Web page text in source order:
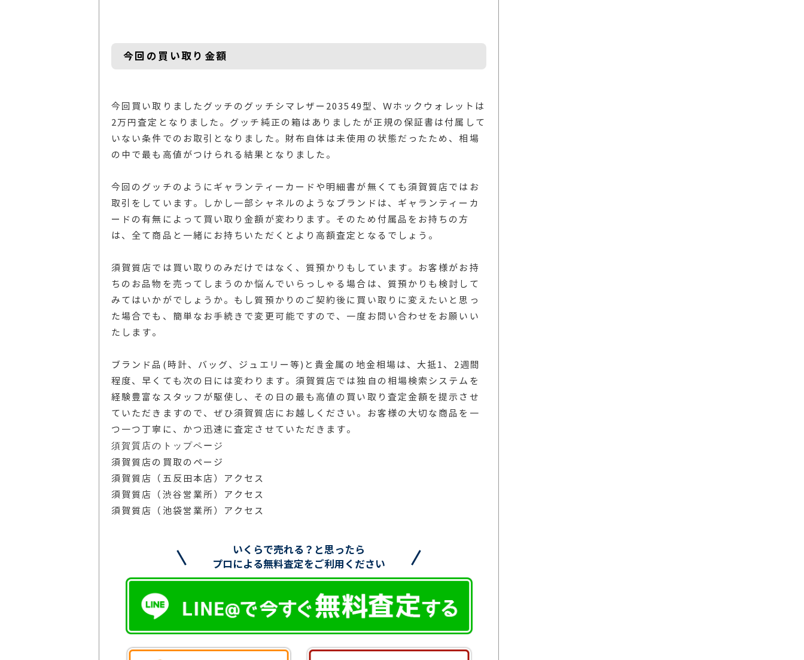
今回の買い取り金額
今回買い取りましたグッチのグッチシマレザー203549型、Ｗホックウォレットは
2万円査定となりました。グッチ純正の箱はありましたが正規の保証書は付属して
いない条件でのお取引となりました。財布自体は未使用の状態だったため、相場
の中で最も高値がつけられる結果となりました。
今回のグッチのようにギャランティーカードや明細書が無くても須賀質店ではお
取引をしています。しかし一部シャネルのようなブランドは、ギャランティーカ
ードの有無によって買い取り金額が変わります。そのため付属品をお持ちの方
は、全て商品と一緒にお持ちいただくとより高額査定となるでしょう。
須賀質店では買い取りのみだけではなく、質預かりもしています。お客様がお持
ちのお品物を売ってしまうのか悩んでいらっしゃる場合は、質預かりも検討して
みてはいかがでしょうか。もし質預かりのご契約後に買い取りに変えたいと思っ
た場合でも、簡単なお手続きで変更可能ですので、一度お問い合わせをお願いい
たします。
ブランド品(時計、バッグ、ジュエリー等)と貴金属の地金相場は、大抵1、2週間
程度、早くても次の日には変わります。須賀質店では独自の相場検索システムを
経験豊富なスタッフが駆使し、その日の最も高値の買い取り査定金額を提示させ
ていただきますので、ぜひ須賀質店にお越しください。お客様の大切な商品を一
つ一つ丁寧に、かつ迅速に査定させていただきます。
須賀質店のトップページ
須賀質店の買取のページ
須賀質店（五反田本店）アクセス
須賀質店（渋谷営業所）アクセス
須賀質店（池袋営業所）アクセス
いくらで売れる？と思ったら
プロによる無料査定をご利用ください